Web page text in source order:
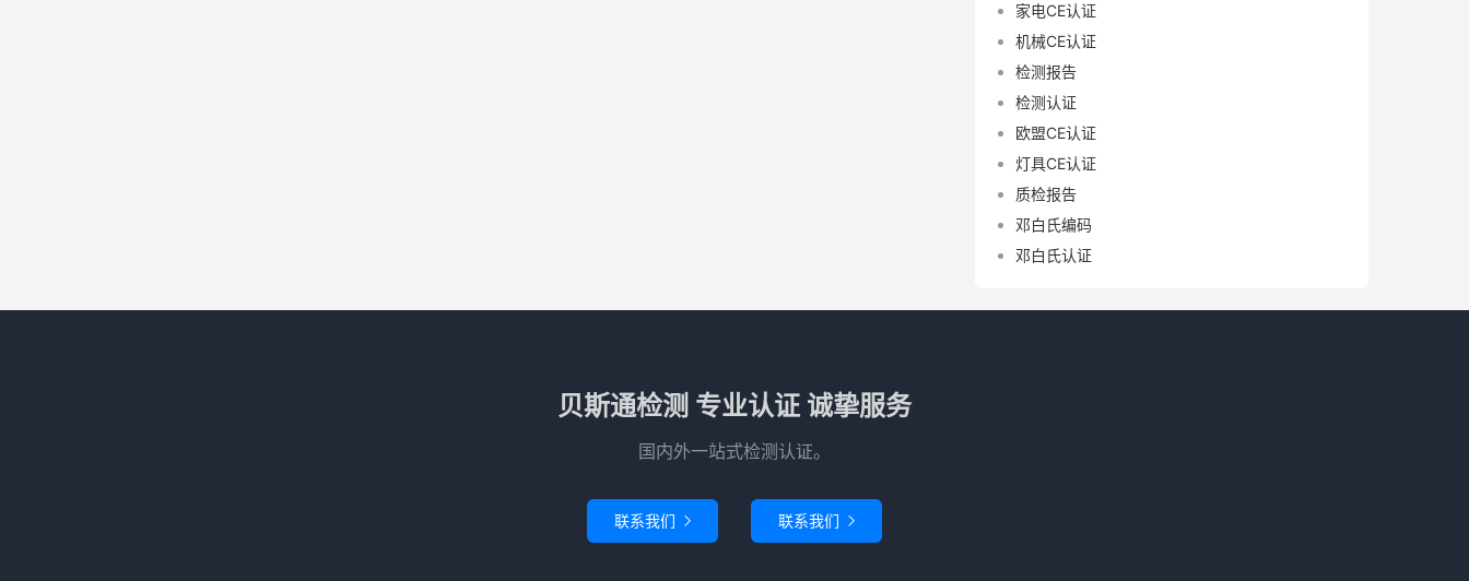
家电CE认证
机械CE认证
检测报告
检测认证
欧盟CE认证
灯具CE认证
质检报告
邓白氏编码
邓白氏认证
贝斯通检测 专业认证 诚挚服务
国内外一站式检测认证。
联系我们  联系我们 